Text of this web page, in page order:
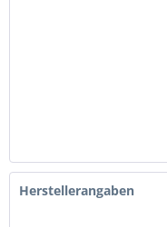
Herstellerangaben